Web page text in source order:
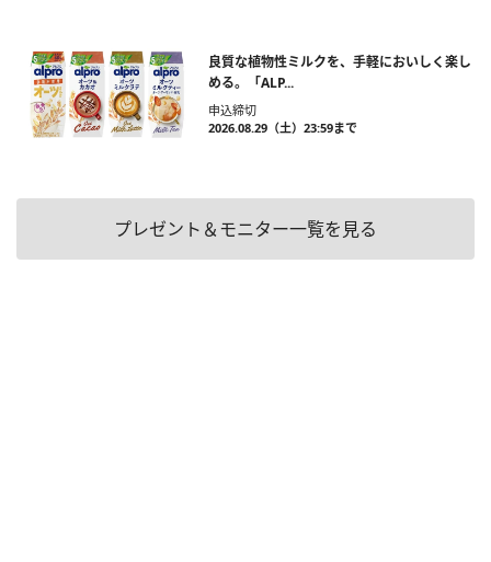
良質な植物性ミルクを、手軽においしく楽し
める。「ALP...
申込締切
2026.08.29（土）23:59まで
プレゼント＆モニター一覧を見る